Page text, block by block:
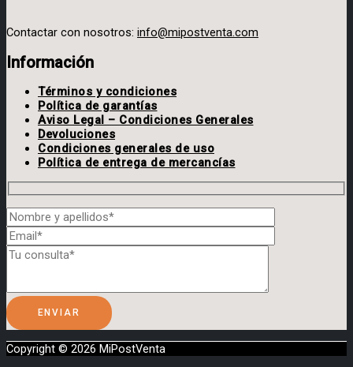
Contactar con nosotros: info@mipostventa.com
Información
Términos y condiciones
Política de garantías
Aviso Legal – Condiciones Generales
Devoluciones
Condiciones generales de uso
Política de entrega de mercancías
Copyright © 2026 MiPostVenta